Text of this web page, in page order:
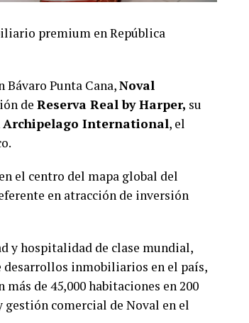
premium en República
Punta Cana,Noval
de Reserva Real by Harper, su
Archipelago International, el
el centro del mapa global del
en atracción de inversión
y hospitalidad de clase mundial,
desarrollos inmobiliarios en el país,
más de 45,000 habitaciones en 200
comercial de Noval en el